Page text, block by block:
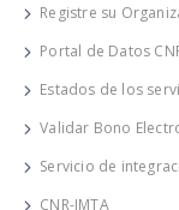
Registre su
Portal de Datos
Estados de los
Validar Bono
Servicio de
CNR-IMTA